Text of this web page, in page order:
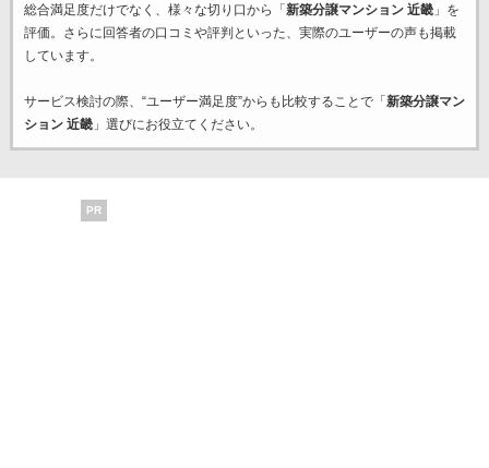
総合満足度だけでなく、様々な切り口から「 新築分譲マンション 近畿」を
評価。さらに回答者の口コミや評判といった、実際のユーザーの声も掲載
しています。
サービス検討の際、“ユーザー満足度”からも比較することで「 新築分譲マン
ション 近畿」選びにお役立てください。
PR